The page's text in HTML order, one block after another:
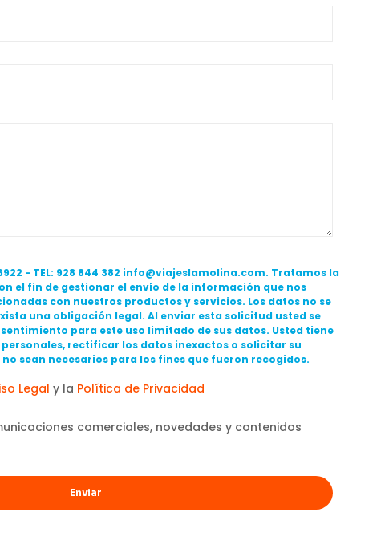
- TEL: 928 844 382 info@viajeslamolina.com. Tratamos la
el fin de gestionar el envío de la información que nos
con nuestros productos y servicios. Los datos no se
una obligación legal. Al enviar esta solicitud usted se
para este uso limitado de sus datos. Usted tiene
rectificar los datos inexactos o solicitar su
sean necesarios para los fines que fueron recogidos.
Legal y la Política de Privacidad
comerciales, novedades y contenidos